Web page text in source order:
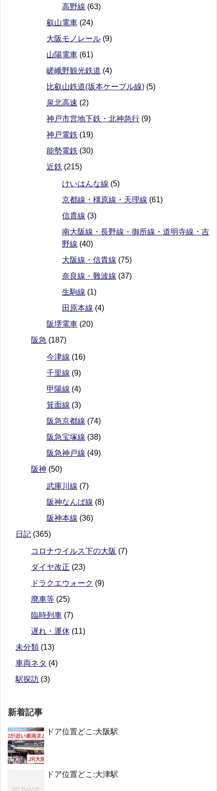
高野線 (63)
叡山電車 (24)
大阪モノレール (9)
山陽電車 (61)
嵯峨野観光鉄道 (4)
比叡山鉄道(坂本ケーブル線) (5)
泉北高速 (2)
神戸市営地下鉄・北神急行 (9)
神戸電鉄 (19)
能勢電鉄 (30)
近鉄 (215)
けいはんな線 (5)
京都線・橿原線・天理線 (61)
信貴線 (3)
南大阪線・長野線・御所線・道明寺線・吉
野線 (40)
大阪線・信貴線 (75)
奈良線・難波線 (37)
生駒線 (1)
田原本線 (4)
阪堺電車 (20)
阪急 (187)
今津線 (16)
千里線 (9)
甲陽線 (4)
箕面線 (3)
阪急京都線 (74)
阪急宝塚線 (38)
阪急神戸線 (49)
阪神 (50)
武庫川線 (7)
阪神なんば線 (8)
阪神本線 (36)
日記 (365)
コロナウイルス下の大阪 (7)
ダイヤ改正 (23)
ドラクエウォーク (9)
廃車等 (25)
臨時列車 (7)
遅れ・運休 (11)
未分類 (13)
車両ネタ (4)
駅探訪 (3)
新着記事
ドア位置どこ:大阪駅
ドア位置どこ:大津駅